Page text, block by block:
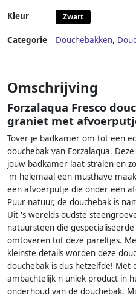
Kleur Zwart
Categorie Douchebakken,
Omschrijving
Forzalaqua Fresco
graniet met
Tover je badkamer om tot een
douchebak van Forzalaqua.
jouw badkamer laat stralen en
'm helemaal een musthave
een afvoerputje die onder een
Puur natuur, de douchebak is
Uit 's werelds oudste
natuursteen die
omtoveren tot deze pareltjes.
kleinste details worden deze
douchebak is dus hetzelfde! Met
ambachtelijk n uniek product in
onderhoud van de douchebak.